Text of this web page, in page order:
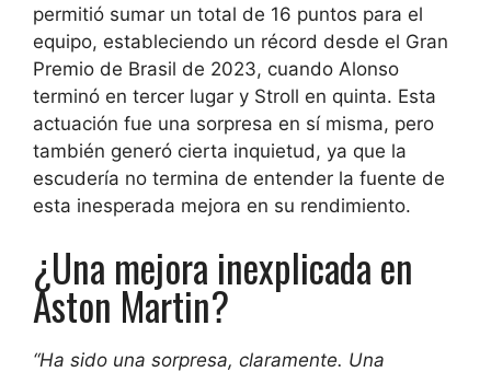
permitió sumar un total de 16 puntos para el
equipo, estableciendo un récord desde el Gran
Premio de Brasil de 2023, cuando Alonso
terminó en tercer lugar y Stroll en quinta. Esta
actuación fue una sorpresa en sí misma, pero
también generó cierta inquietud, ya que la
escudería no termina de entender la fuente de
esta inesperada mejora en su rendimiento.
¿Una mejora inexplicada en
Aston Martin?
“Ha sido una sorpresa, claramente. Una